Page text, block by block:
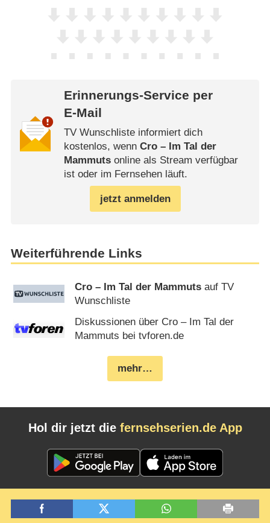
Erinnerungs-Service per
E-Mail
TV Wunschliste informiert dich
kostenlos, wenn Cro – Im Tal der
Mammutsonline als Stream verfügbar
ist oder im Fernsehen läuft.
jetzt anmelden
Weiterführende Links
Cro – Im Tal der Mammuts auf TV
Wunschliste
Diskussionen über Cro – Im Tal der
Mammuts bei tvforen.de
mehr…
Hol dir jetzt die fernsehserien.de App